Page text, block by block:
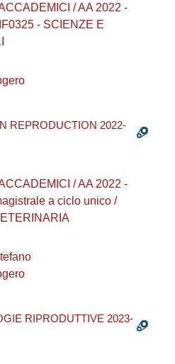
/ AA 2022 -
- SCIENZE E
REPRODUCTION 2022-
/ AA 2022 -
a ciclo unico /
RIPRODUTTIVE 2023-